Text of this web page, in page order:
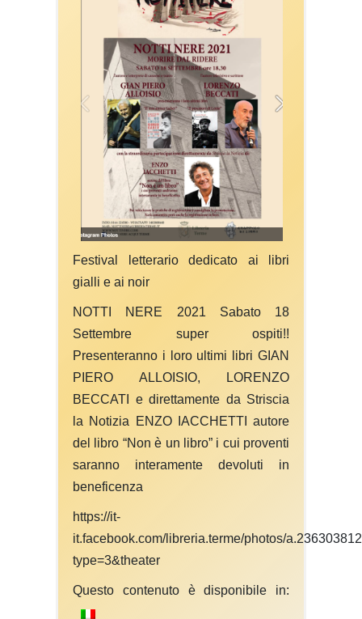
Festival letterario dedicato ai libri
gialli e ai noir
NOTTI NERE 2021 Sabato 18
Settembre super ospiti!!
Presenteranno i loro ultimi libri GIAN
PIERO ALLOISIO, LORENZO
BECCATI e direttamente da Striscia
la Notizia ENZO IACCHETTI autore
del libro “Non è un libro” i cui proventi
saranno interamente devoluti in
beneficenza
https://it-
it.facebook.com/libreria.terme/photos/
type=3&theater
Questo contenuto è disponibile in: